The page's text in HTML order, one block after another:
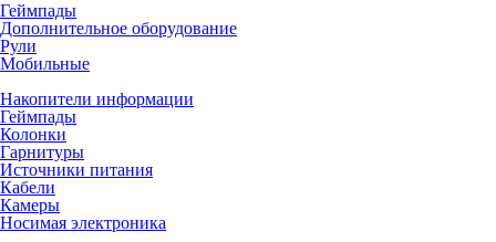
Геймпады
Дополнительное оборудование
Рули
Мобильные
Накопители информации
Геймпады
Колонки
Гарнитуры
Источники питания
Кабели
Камеры
Носимая электроника